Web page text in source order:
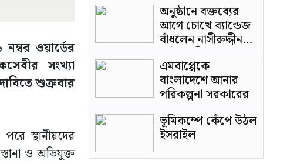
ওয়ার্ডের
সংখ্যা
শুক্রবার
স্থানীয়দের
ও অভিযুক্ত
অনুষ্ঠানে বক্তব্যের
আগে চোখে ব্যান্ডেজ
বাঁধলেন নাসীরুদ্দীন
পাটওয়ারী
এমবাপ্পেকে
বাংলাদেশে আনার
পরিকল্পনা সরকারের
ভূমিকম্পে কেঁপে উঠল
ইসরাইল